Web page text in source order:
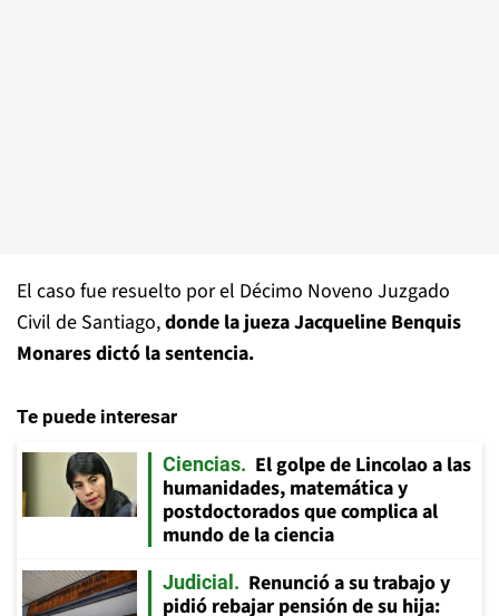
El caso fue resuelto por el Décimo Noveno Juzgado
Civil de Santiago,donde la jueza Jacqueline Benquis
Monares dictó la sentencia.
Te puede interesar
Ciencias
El golpe de Lincolao a las
humanidades, matemática y
postdoctorados que complica al
mundo de la ciencia
Judicial
Renunció a su trabajo y
pidió rebajar pensión de su hija: